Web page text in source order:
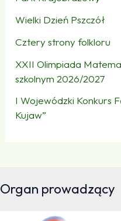
Wielki Dzień Pszczół
Cztery strony folkloru
XXII Olimpiada
szkolnym 2026/2027
I Wojewódzki Konkurs
Kujaw”
Organ prowadzący